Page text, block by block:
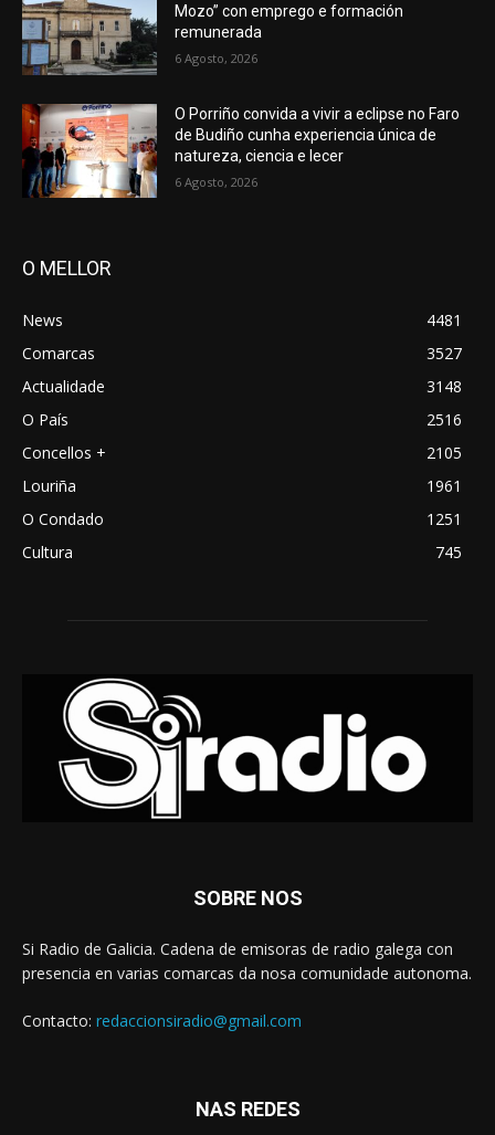
Mozo” con emprego e formación
remunerada
6 Agosto, 2026
O Porriño convida a vivir a eclipse no Faro
de Budiño cunha experiencia única de
natureza, ciencia e lecer
6 Agosto, 2026
O MELLOR
News
4481
Comarcas
3527
Actualidade
3148
O País
2516
Concellos +
2105
Louriña
1961
O Condado
1251
Cultura
745
SOBRE NOS
Si Radio de Galicia. Cadena de emisoras de radio galega con
presencia en varias comarcas da nosa comunidade autonoma.
Contacto: redaccionsiradio@gmail.com
NAS REDES